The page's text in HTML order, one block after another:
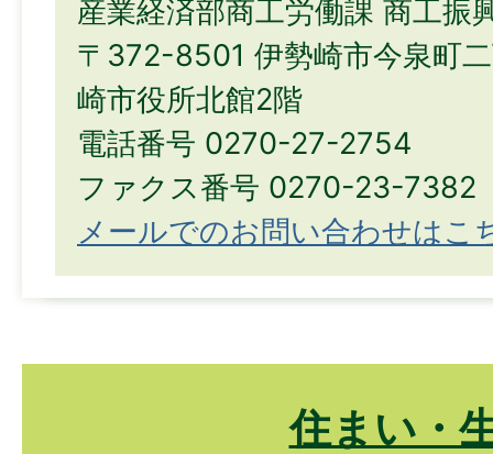
産業経済部商工労働課 商工振
〒372-8501 伊勢崎市今泉町
崎市役所北館2階
電話番号 0270-27-2754
ファクス番号 0270-23-7382
メールでのお問い合わせはこ
住まい・